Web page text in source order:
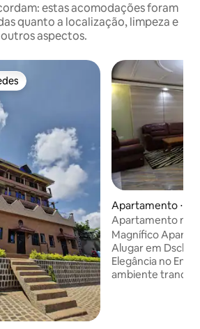
estas acomodações foram
quanto a localização, limpeza e
outros aspectos.
Apartamento ⋅
Apartamento
Magnífico
Alugar em
Elegância no
ambiente